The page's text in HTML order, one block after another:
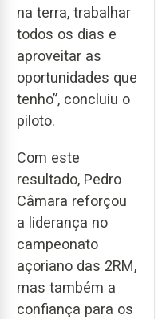
na terra, trabalhar
todos os dias e
aproveitar as
oportunidades que
tenho”, concluiu o
piloto.
Com este
resultado, Pedro
Câmara reforçou
a liderança no
campeonato
açoriano das 2RM,
mas também a
confiança para os